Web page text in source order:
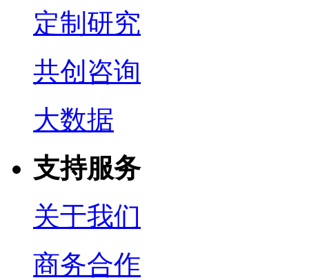
定制研究
共创咨询
大数据
支持服务
关于我们
商务合作